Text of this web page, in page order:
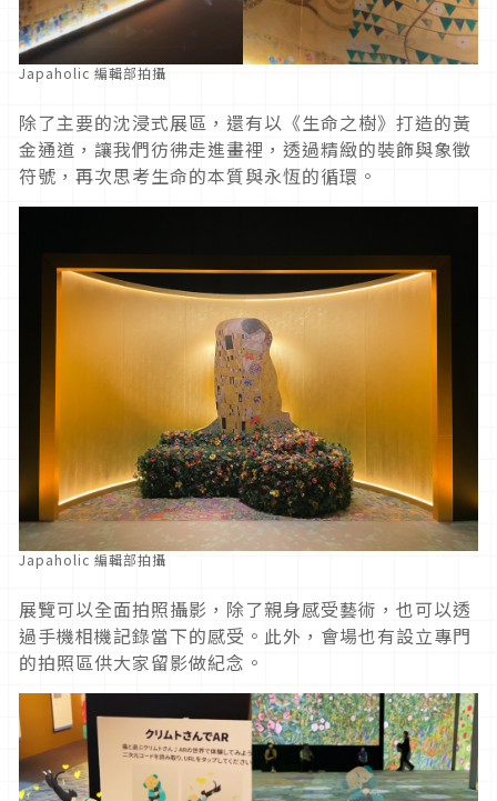
Japaholic 編輯部拍攝
除了主要的沈浸式展區，還有以《生命之樹》打造的黃
金通道，讓我們彷彿走進畫裡，透過精緻的裝飾與象徵
符號，再次思考生命的本質與永恆的循環。
Japaholic 編輯部拍攝
展覽可以全面拍照攝影，除了親身感受藝術，也可以透
過手機相機記錄當下的感受。此外，會場也有設立專門
的拍照區供大家留影做紀念。